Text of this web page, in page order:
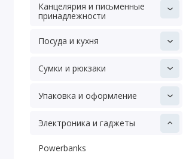
Канцелярия и письменные
принадлежности
Посуда и кухня
Сумки и рюкзаки
Упаковка и оформление
Электроника и гаджеты
Powerbanks